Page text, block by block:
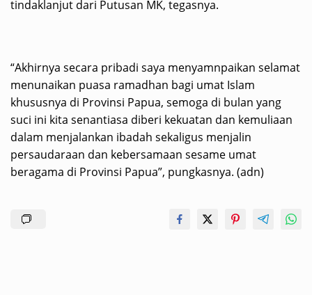
tindaklanjut dari Putusan MK, tegasnya.
“Akhirnya secara pribadi saya menyamnpaikan selamat
menunaikan puasa ramadhan bagi umat Islam
khususnya di Provinsi Papua, semoga di bulan yang
suci ini kita senantiasa diberi kekuatan dan kemuliaan
dalam menjalankan ibadah sekaligus menjalin
persaudaraan dan kebersamaan sesame umat
beragama di Provinsi Papua”, pungkasnya. (adn)